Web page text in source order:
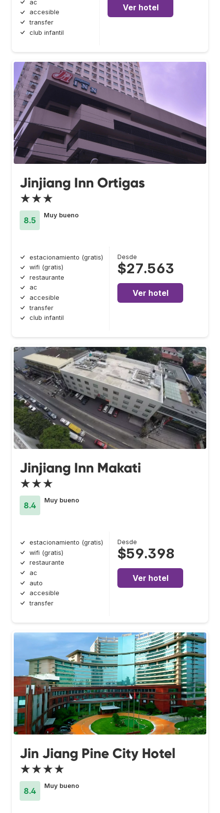
ac
accesible
transfer
club infantil
Ver hotel
Jinjiang Inn Ortigas
★★★
8.5
Muy bueno
estacionamiento (gratis)
wifi (gratis)
restaurante
ac
accesible
transfer
club infantil
Desde
$27.563
Ver hotel
Jinjiang Inn Makati
★★★
8.4
Muy bueno
estacionamiento (gratis)
wifi (gratis)
restaurante
ac
auto
accesible
transfer
Desde
$59.398
Ver hotel
Jin Jiang Pine City Hotel
★★★★
8.4
Muy bueno